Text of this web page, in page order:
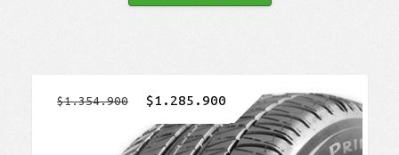
$1.354.900
El
precio
original
$1.285.900El
precio
actual